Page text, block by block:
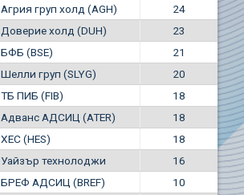
Агрия груп холд (AGH)
29 244 EUR
57 196 BGN
+7.36%
8 7500EUR
1135 BGN
Агрия груп холд (AGH)
24
Доверие холд (DUH)
23
БФБ (BSE)
21
Шелли груп (SLYG)
20
ТБ ПИБ (FIB)
18
Адванс АДСИЦ (ATER)
18
ХЕС (HES)
18
Уайзър технолоджи
16
БРЕФ АДСИЦ (BREF)
10